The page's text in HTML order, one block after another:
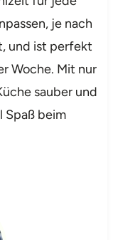
je nach
und ist perfekt
Woche. Mit nur
sauber und
Spaß beim